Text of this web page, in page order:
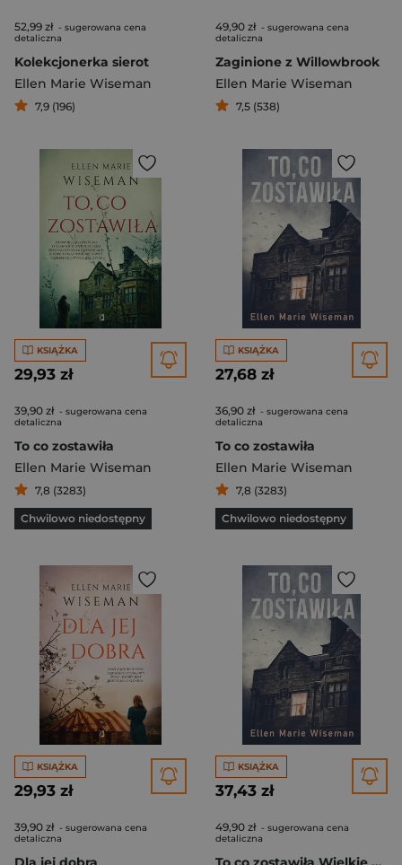
52,99 zł - sugerowana cena
detaliczna
Kolekcjonerka sierot
Ellen Marie Wiseman
7,9 (196)
49,90 zł - sugerowana cena
detaliczna
Zaginione z Willowbrook
Ellen Marie Wiseman
7,5 (538)
KSIĄŻKA
29,93 zł
39,90 zł - sugerowana cena
detaliczna
To co zostawiła
Ellen Marie Wiseman
7,8 (3283)
Chwilowo niedostępny
KSIĄŻKA
27,68 zł
36,90 zł - sugerowana cena
detaliczna
To co zostawiła
Ellen Marie Wiseman
7,8 (3283)
Chwilowo niedostępny
KSIĄŻKA
29,93 zł
39,90 zł - sugerowana cena
detaliczna
KSIĄŻKA
37,43 zł
49,90 zł - sugerowana cena
detaliczna